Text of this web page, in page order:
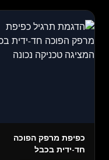
כפיפת מרפק הפוכה
חד-ידית בכבל